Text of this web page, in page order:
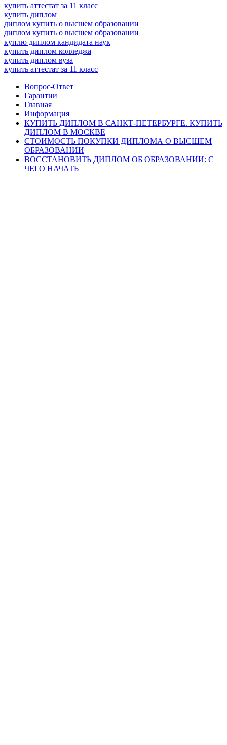
купить аттестат за 11 класс
купить диплом
диплом купить о высшем образовании
диплом купить о высшем образовании
куплю диплом кандидата наук
купить диплом колледжа
купить диплом вуза
купить аттестат за 11 класс
Вопрос-Ответ
Гарантии
Главная
Информация
КУПИТЬ ДИПЛОМ В САНКТ-ПЕТЕРБУРГЕ. КУПИТЬ
ДИПЛОМ В МОСКВЕ
СТОИМОСТЬ ПОКУПКИ ДИПЛОМА О ВЫСШЕМ
ОБРАЗОВАНИИ
ВОССТАНОВИТЬ ДИПЛОМ ОБ ОБРАЗОВАНИИ: С
ЧЕГО НАЧАТЬ